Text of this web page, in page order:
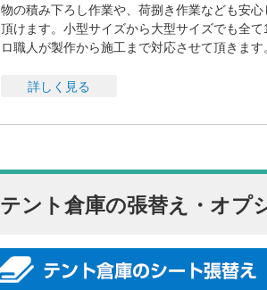
物の積み下ろし作業や、荷捌き作業なども安心
頂けます。小型サイズから大型サイズでも全て
ロ職人が製作から施工まで対応させて頂きます
詳しく見る
テント倉庫の張替え・オプ